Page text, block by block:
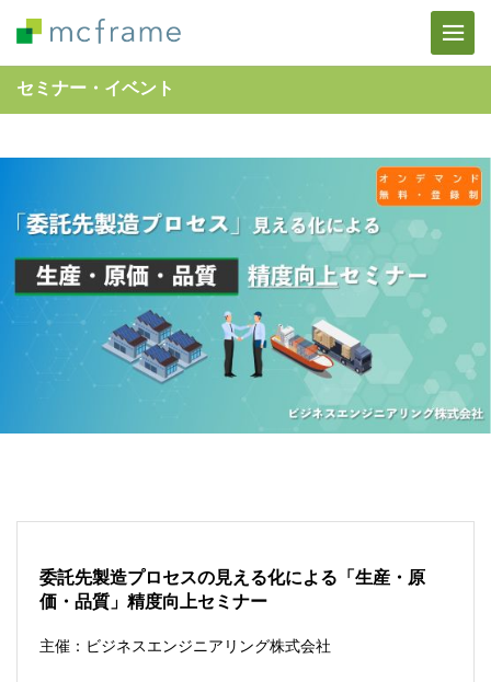
セミナー・イベント
委託先製造プロセスの見える化による「生産・原
価・品質」精度向上セミナー
主催：ビジネスエンジニアリング株式会社